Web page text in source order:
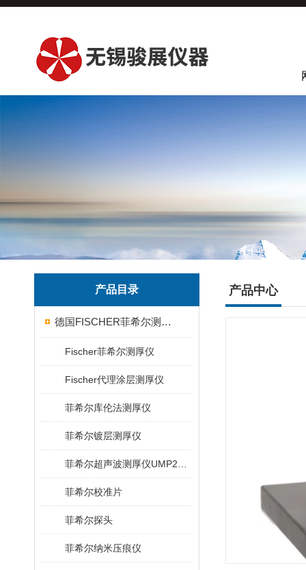
产品目录
德国FISCHER菲希尔测厚仪
Fischer菲希尔测厚仪
Fischer代理涂层测厚仪
菲希尔库伦法测厚仪
菲希尔镀层测厚仪
菲希尔校准片
菲希尔探头
菲希尔纳米压痕仪
产品中心